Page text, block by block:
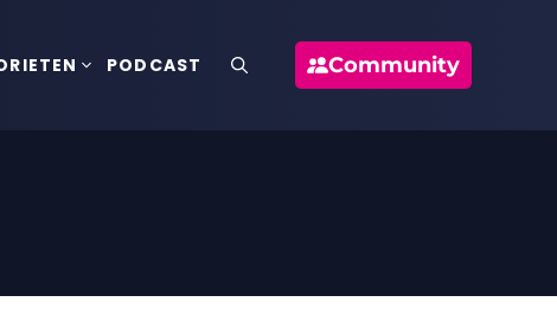
PODCAST Community